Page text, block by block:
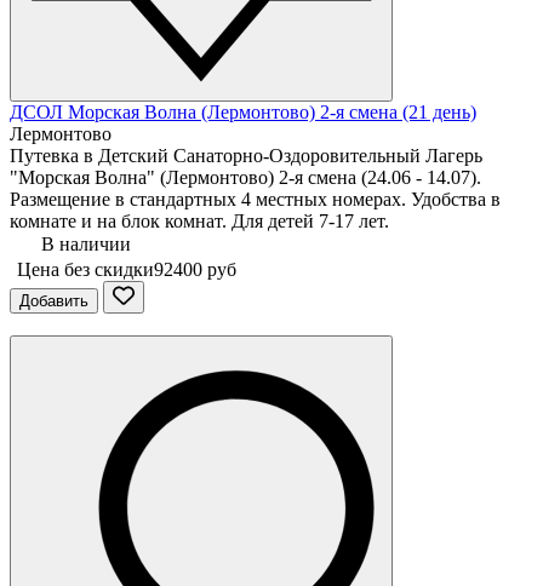
ДСОЛ Морская Волна (Лермонтово) 2-я смена (21 день)
Лермонтово
Путевка в Детский Санаторно-Оздоровительный Лагерь
"Морская Волна" (Лермонтово) 2-я смена (24.06 - 14.07).
Размещение в стандартных 4 местных номерах. Удобства в
комнате и на блок комнат. Для детей 7-17 лет.
В наличии
Цена без скидки92400 руб
Добавить